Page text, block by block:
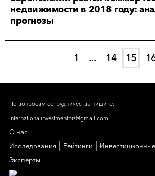
недвижимости в 2018 году:
прогнозы
1 ... 14 15
По вопросам сотрудничества пишите:
internationalinvestmentbiz@gmail.com
О нас
Исследования
Рейтинги
Эксперты